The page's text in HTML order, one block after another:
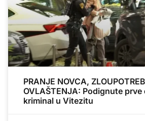
PRANJE NOVCA,
OVLAŠTENJA: Podignute
kriminal u Vitezitu